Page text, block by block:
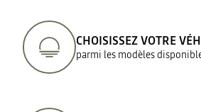
CHOISISSEZ VOTRE
parmi les modèles